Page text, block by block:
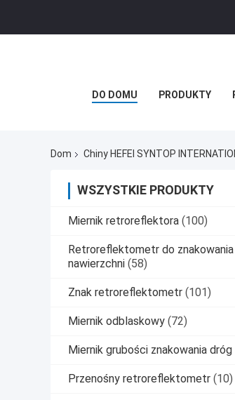
DO DOMU PRODUKTY
Dom Chiny HEFEI SYNTOP
WSZYSTKIE PRODUKTY
Miernik retroreflektora (100)
Retroreflektometr do znakowania
nawierzchni (58)
Znak retroreflektometr (101)
Miernik odblaskowy (72)
Miernik grubości znakowania dróg
Przenośny retroreflektometr (10)